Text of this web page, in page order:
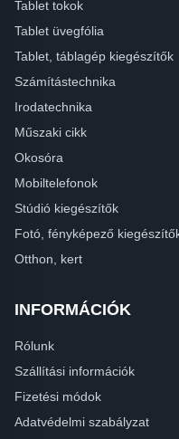
Tablet tokok
Tablet üvegfólia
Tablet, táblagép kiegészítők
Számítástechnika
Irodatechnika
Műszaki cikk
Okosóra
Mobiltelefonok
Stúdió kiegészítők
Fotó, fényképező
Otthon, kert
INFORMÁCIÓK
Rólunk
Szállítási információk
Fizetési módok
Adatvédelmi szabályzat